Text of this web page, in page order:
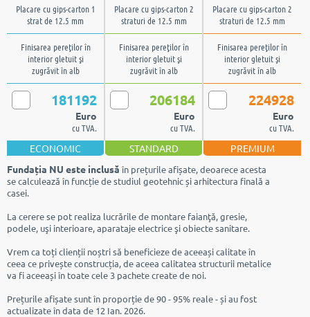
Placare cu gips-carton 1
strat de 12.5 mm
Placare cu gips-carton 2
straturi de 12.5 mm
Placare cu gips-carton 2
straturi de 12.5 mm
Finisarea pereţilor în
interior gletuit şi
zugrăvit în alb
Finisarea pereţilor în
interior gletuit şi
zugrăvit în alb
Finisarea pereţilor în
interior gletuit şi
zugrăvit în alb
181192
Euro
cu TVA.
206184
Euro
cu TVA.
224928
Euro
cu TVA.
ECONOMIC STANDARD
PREMIUM
Fundația NU este inclusă în prețurile afișate, deoarece acesta
se calculează în funcție de studiul geotehnic și arhitectura finală a
casei.
La cerere se pot realiza lucrările de montare faianţă, gresie,
podele, uşi interioare, aparataje electrice şi obiecte sanitare.
Vrem ca toți clienții noștri să beneficieze de aceeași calitate în
ceea ce privește construcția, de aceea calitatea structurii metalice
va fi aceeași în toate cele 3 pachete create de noi.
Prețurile afișate sunt în proporție de 90 - 95% reale - și au fost
actualizate în data de 12 Ian. 2026.